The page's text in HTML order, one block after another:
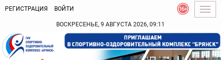
РЕГИСТРАЦИЯ ВОЙТИ
ВОСКРЕСЕНЬЕ, 9 АВГУСТА 2026, 09:11